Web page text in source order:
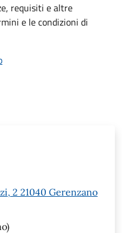
requisiti e altre
e le condizioni di
2 21040 Gerenzano